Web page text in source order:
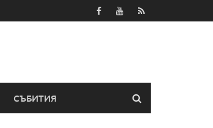
СЪБИТИЯ